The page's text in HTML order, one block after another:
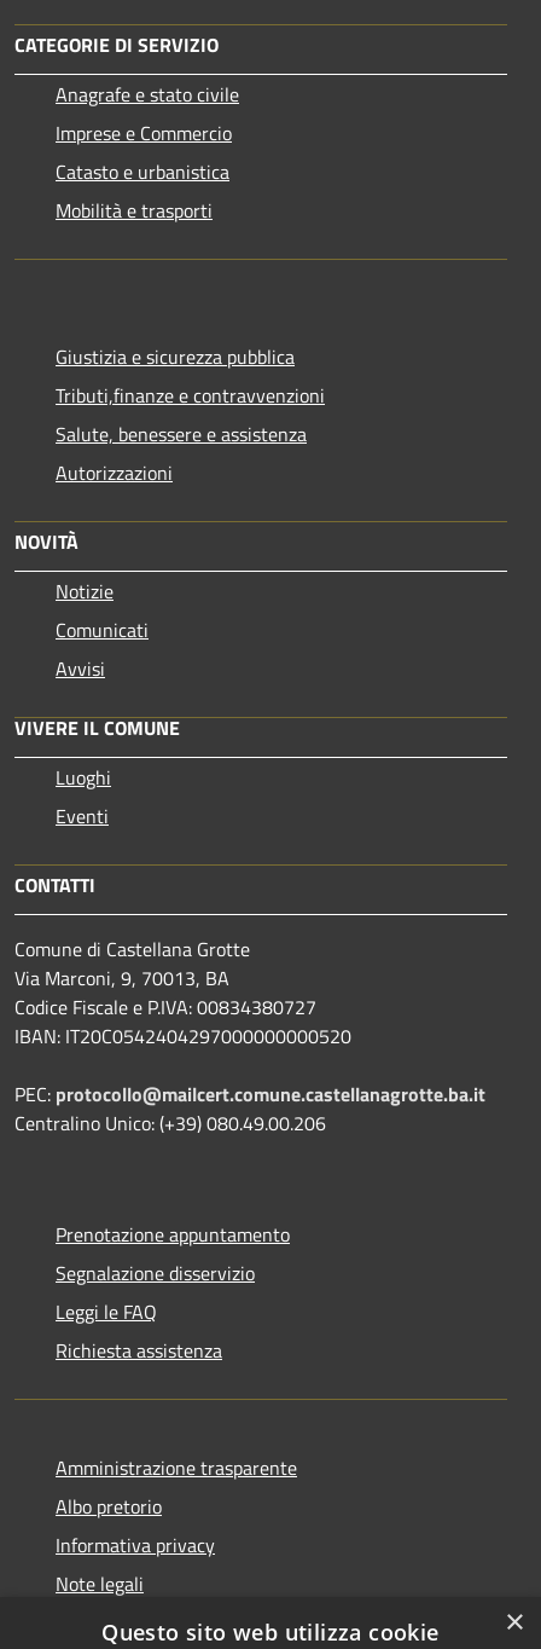
CATEGORIE DI SERVIZIO
Anagrafe e stato civile
Imprese e Commercio
Catasto e urbanistica
Mobilità e trasporti
Giustizia e sicurezza pubblica
Tributi,finanze e contravvenzioni
Salute, benessere e assistenza
Autorizzazioni
NOVITÀ
Notizie
Comunicati
Avvisi
VIVERE IL COMUNE
Luoghi
Eventi
CONTATTI
Comune di Castellana Grotte
Via Marconi, 9, 70013, BA
Codice Fiscale e P.IVA: 00834380727
IBAN: IT20C0542404297000000000520
PEC: protocollo@mailcert.comune.castellanagrotte.ba.it
Centralino Unico: (+39) 080.49.00.206
Prenotazione appuntamento
Segnalazione disservizio
Leggi le FAQ
Richiesta assistenza
Amministrazione trasparente
Albo pretorio
Informativa privacy
Note legali
Dichiarazione di accessibilità
×
Questo sito web utilizza cookie